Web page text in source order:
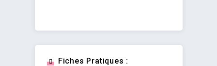
Fiches Pratiques :